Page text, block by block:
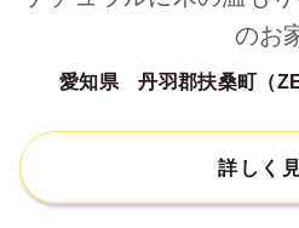
のお
愛知県 丹羽郡扶桑町（
詳しく